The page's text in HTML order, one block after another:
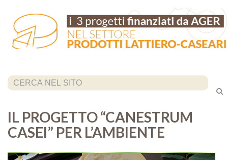
Cerca...
IL PROGETTO “CANESTRUM
CASEI” PER L’AMBIENTE